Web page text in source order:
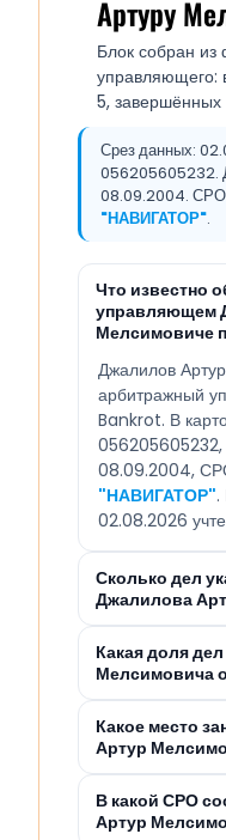
Артуру
Блок собран из
управляющего:
5,
Срез данных:
056205605232.
08.09.2004.
"НАВИГАТОР".
Что известно
управляющем
Мелсимовиче
Джалилов
арбитражный
Bankrot. В
056205605232,
08.09.2004,
"НАВИГАТОР".
02.08.2026
Сколько дел
Джалилова
Какая доля
Мелсимовича
Какое место
Артур
В какой СРО
Артур